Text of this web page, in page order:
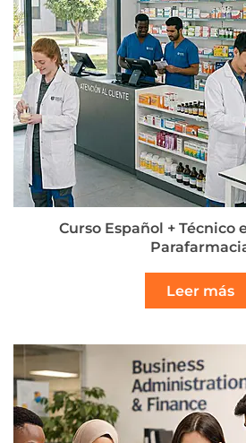
Curso Español + Técnico
Leer más